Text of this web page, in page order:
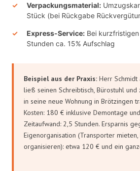
Verpackungsmaterial:
Stück (bei Rückgabe
Express-Service: Bei
Stunden ca. 15% Aufschlag
Beispiel aus der Praxis: Herr
ließ seinen Schreibtisch, Bürostuhl
in seine neue Wohnung in Brötzingen
Kosten: 180 € inklusive Demontage
Zeitaufwand: 2,5 Stunden. Ersparnis
Eigenorganisation (Transporter
organisieren): etwa 120 € und ein